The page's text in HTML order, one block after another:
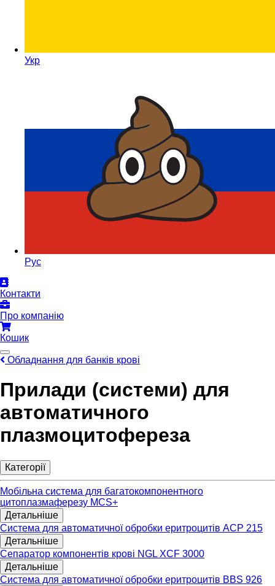
Укр
Рус
Контакти
Про компанію
Кошик
Обладнання для банків крові
Прилади (системи) для
автоматичного
плазмоцитофереза
Категорії
Мобільна система для багатокомпонентного
цитоплазмаферезу MCS+
Детальніше
Система для автоматичної обробки еритроцитів ACP 215
Детальніше
Сепаратор компонентів крові NGL XCF 3000
Детальніше
Система для автоматичної обробки еритроцитів BBS 926